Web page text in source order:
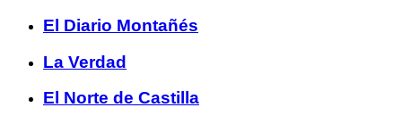
El Diario Montañés
La Verdad
El Norte de Castilla